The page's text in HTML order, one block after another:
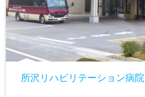
所沢リハビリテーション病院